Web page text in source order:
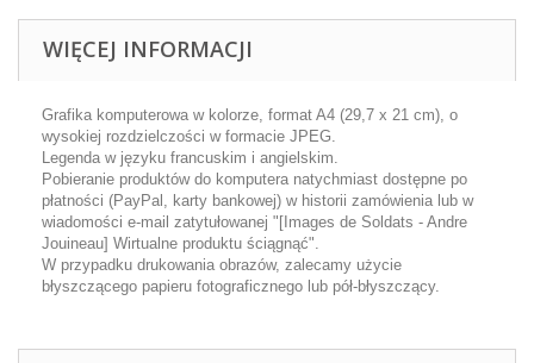
WIĘCEJ INFORMACJI
Grafika komputerowa w kolorze, format A4 (29,7 x 21 cm), o
wysokiej rozdzielczości w formacie JPEG.
Legenda w języku francuskim i angielskim.
Pobieranie produktów do komputera natychmiast dostępne po
płatności (PayPal, karty bankowej) w historii zamówienia lub w
wiadomości e-mail zatytułowanej "[Images de Soldats - Andre
Jouineau] Wirtualne produktu ściągnąć".
W przypadku drukowania obrazów, zalecamy użycie
błyszczącego papieru fotograficznego lub pół-błyszczący.